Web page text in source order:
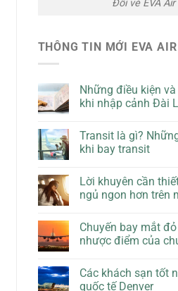
Đổi vé EVA Air
THÔNG TIN MỚI EVA AIR
Những điều kiện
khi nhập cảnh Đài
Transit là gì?
khi bay transit
Lời khuyên cần
ngủ ngon hơn trên
Chuyến bay mắt
nhược điểm của
Các khách sạn tốt
quốc tế Denver